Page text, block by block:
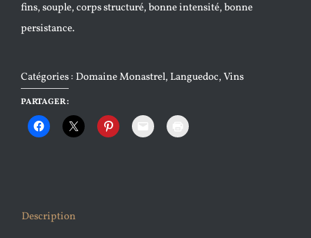
fins, souple, corps structuré, bonne intensité, bonne
persistance.
Catégories : Domaine Monastrel, Languedoc,Vins
PARTAGER :
Description